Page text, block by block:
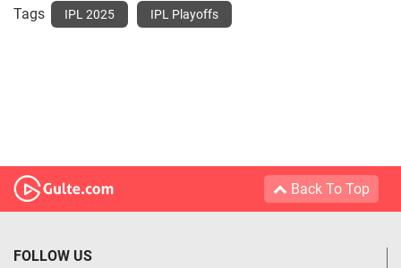
Tags IPL 2025 IPL Playoffs
Back To Top
FOLLOW US